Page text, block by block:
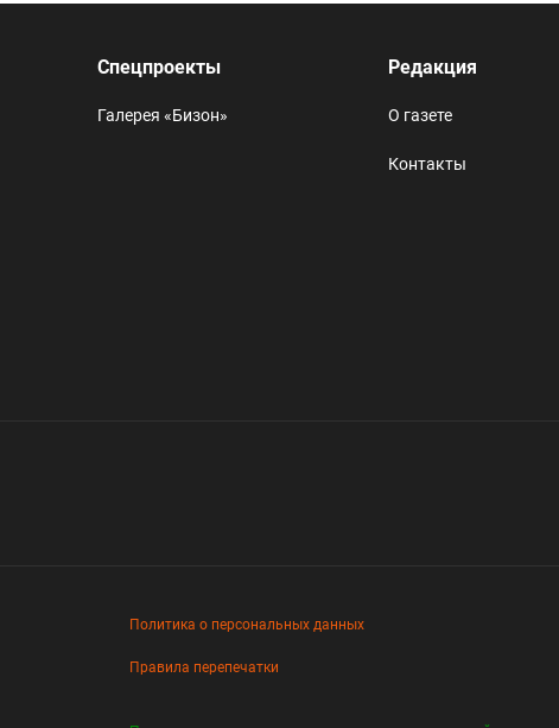
Спецпроекты
Галерея «Бизон»
Редакция
О газете
Контакты
Политика о персональных данных
Правила перепечатки